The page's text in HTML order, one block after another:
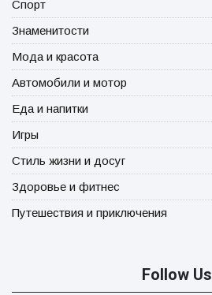
Спорт
Знаменитости
Мода и красота
Автомобили и мотор
Еда и напитки
Игры
Стиль жизни и досуг
Здоровье и фитнес
Путешествия и приключения
Follow Us